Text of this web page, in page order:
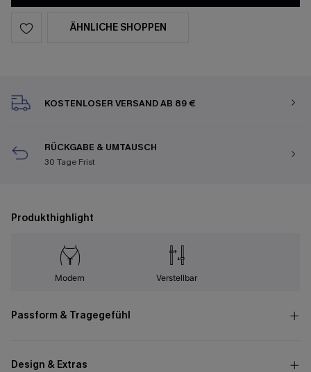
ÄHNLICHE SHOPPEN
KOSTENLOSER VERSAND AB 89 €
RÜCKGABE & UMTAUSCH
30 Tage Frist
Produkthighlight
Modern Verstellbar
Passform & Tragegefühl
Design & Extras